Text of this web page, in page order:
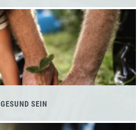
GESUND SEIN